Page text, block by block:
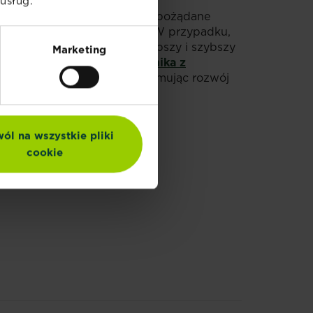
Marketing
na wszystkie pliki
cookie
, który potrafi odróżnić te niepożądane
aby mieć czysty trawnik. W przypadku,
żelaza. Jeszcze lepszy i szybszy
Substral Nawóz do Trawnika z
barierę w glebie, zatrzymując rozwój